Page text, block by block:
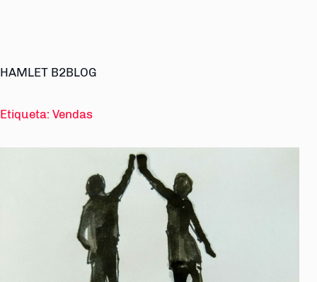
HAMLET B2BLOG
Etiqueta: Vendas